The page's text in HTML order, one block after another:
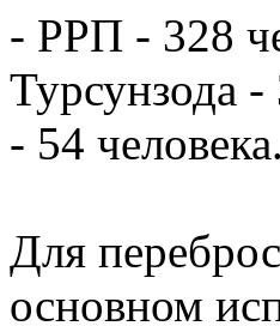
- РРП - 328
Турсунзода
- 54 человека.
Для
основном